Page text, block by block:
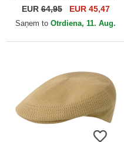
EUR64,95 EUR 45,47
Saņem to Otrdiena, 11. Aug.